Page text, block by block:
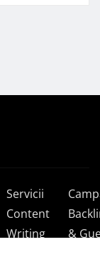
Servicii
Content
Writing
&